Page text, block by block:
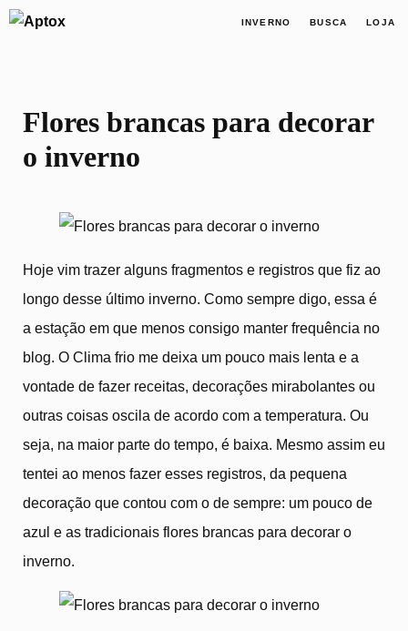
INVERNO BUSCA LOJA
Flores brancas para decorar
o inverno
Hoje vim trazer alguns fragmentos e registros que fiz ao
longo desse último inverno. Como sempre digo, essa é
a estação em que menos consigo manter frequência no
blog. O Clima frio me deixa um pouco mais lenta e a
vontade de fazer receitas, decorações mirabolantes ou
outras coisas oscila de acordo com a temperatura. Ou
seja, na maior parte do tempo, é baixa. Mesmo assim eu
tentei ao menos fazer esses registros, da pequena
decoração que contou com o de sempre: um pouco de
azul e as tradicionais flores brancas para decorar o
inverno.